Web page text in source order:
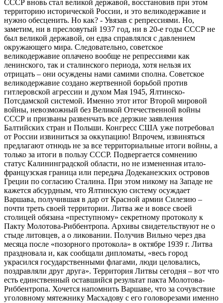
СССР вновь стал великой державой, восстановив при этом
территорию исторической России, и это великодержавие и
нужно обесценить. Но как? - Увязав с репрессиями. Но,
заметим, ни в пресловутый 1937 год, ни в 20-е годы СССР не
был великой державой, он едва справлялся с давлением
окружающего мира. Следовательно, советское
великодержавие оплачено вообще не репрессиями как
ленинского, так и сталинского периода, хотя нельзя их
отрицать – они осуждены нами самими сполна. Советское
великодержавие создано жертвенной борьбой против
гитлеровской агрессии и духом Мая 1945, Ялтинско-
Потсдамской системой. Именно этот итог Второй мировой
войны, невозможный без Великой Отечественной войны
СССР и призваны развенчать все дерзкие заявления
Балтийских стран и Польши. Конгресс США уже потребовал
от России извиниться за оккупацию! Впрочем, извиняться
предлагают отнюдь не за все территориальные итоги войны, а
только за итоги в пользу СССР. Подвергается сомнению
статус Калининградской области, но не измененная итало-
французская граница или передача Додеканезских островов
Греции по согласию Сталина. При этом никому на Западе не
кажется абсурдным, что Ялтинскую систему осуждает
Варшава, получившая в дар от Красной армии Силезию –
почти треть своей территории. Литва же и вовсе своей
столицей обязана «преступному» секретному протоколу к
Пакту Молотова-Риббентропа. Архивы свидетельствуют не о
стыде литовцев, а о ликовании. Получив Вильно через два
месяца после «позорного протокола» в октябре 1939 г. Литва
праздновала и, как сообщали дипломаты, «весь город
украсился государственными флагами, люди целовались,
поздравляли друг друга». Территория Литвы сегодня – вот что
есть единственный оставшийся результат пакта Молотова-
Риббентропа. Хочется напомнить Варшаве, что за сочувствие
уголовному мятежнику Масхадову с его головорезами именно